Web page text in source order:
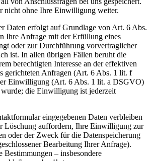
nicht ohne Ihre Einwilligung weiter.
Daten erfolgt auf Grundlage von Art. 6 Abs.
Ihre Anfrage mit der Erfüllung eines
oder zur Durchführung vorvertraglicher
ist. In allen übrigen Fällen beruht die
berechtigten Interesse an der effektiven
gerichteten Anfragen (Art. 6 Abs. 1 lit. f
Einwilligung (Art. 6 Abs. 1 lit. a DSGVO)
wurde; die Einwilligung ist jederzeit
eingegebenen Daten verbleiben
Löschung auffordern, Ihre Einwilligung zur
oder der Zweck für die Datenspeicherung
Bearbeitung Ihrer Anfrage).
Bestimmungen – insbesondere